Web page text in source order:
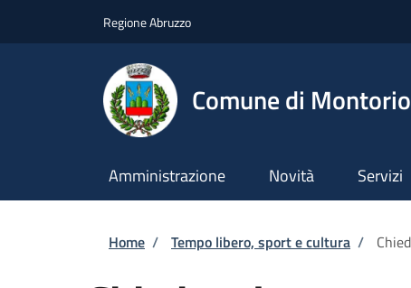
Regione Abruzzo
Comune di
Amministrazione Novità Servizi
Briciole di pane
Home / Tempo libero, sport e cultura /